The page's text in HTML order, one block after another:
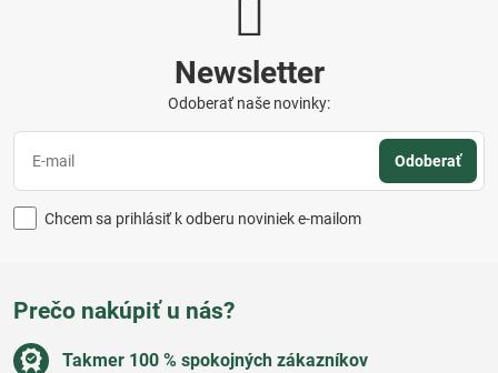
Newsletter
Odoberať naše novinky:
Odoberať
Chcem sa prihlásiť k odberu noviniek e-mailom
Prečo nakúpiť u nás?
Takmer 100 % spokojných zákazníkov